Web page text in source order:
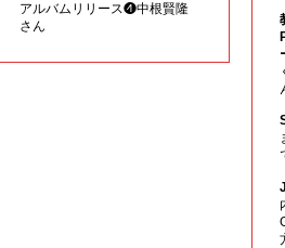
アルバムリリース❹中根賢隆
さん